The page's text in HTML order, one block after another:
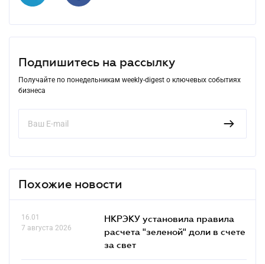
Подпишитесь на рассылку
Получайте по понедельникам weekly-digest о ключевых событиях
бизнеса
Похожие новости
16.01
7 августа 2026
НКРЭКУ установила правила
расчета "зеленой" доли в счете
за свет